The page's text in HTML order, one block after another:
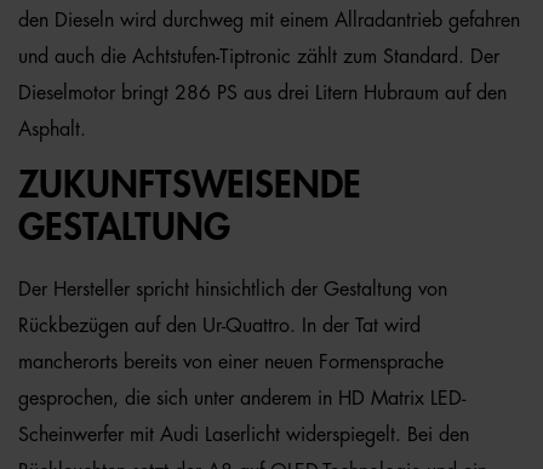
den Dieseln wird durchweg mit einem Allradantrieb gefahren
und auch die Achtstufen-Tiptronic zählt zum Standard. Der
Dieselmotor bringt 286 PS aus drei Litern Hubraum auf den
Asphalt.
ZUKUNFTSWEISENDE
GESTALTUNG
Der Hersteller spricht hinsichtlich der Gestaltung von
Rückbezügen auf den Ur-Quattro. In der Tat wird
mancherorts bereits von einer neuen Formensprache
gesprochen, die sich unter anderem in HD Matrix LED-
Scheinwerfer mit Audi Laserlicht widerspiegelt. Bei den